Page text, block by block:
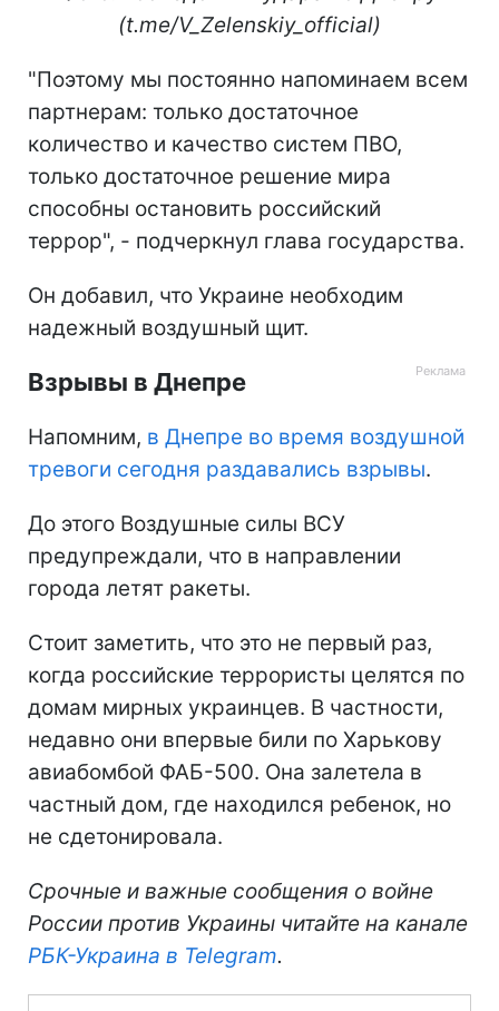
(t.me/V_Zelenskiy_official)
"Поэтому мы постоянно напоминаем всем
партнерам: только достаточное
количество и качество систем ПВО,
только достаточное решение мира
способны остановить российский
террор", - подчеркнул глава государства.
Он добавил, что Украине необходим
надежный воздушный щит.
Взрывы в Днепре
Напомним, в Днепре во время воздушной
тревоги сегодня раздавались взрывы.
До этого Воздушные силы ВСУ
предупреждали, что в направлении
города летят ракеты.
Стоит заметить, что это не первый раз,
когда российские террористы целятся по
домам мирных украинцев. В частности,
недавно они впервые били по Харькову
авиабомбой ФАБ-500. Она залетела в
частный дом, где находился ребенок, но
не сдетонировала.
Срочные и важные сообщения о войне
России против Украины читайте на канале
РБК-Украина в Telegram.